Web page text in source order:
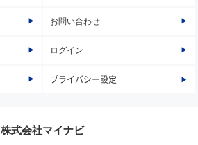
お問い合わせ
ログイン
プライバシー設定
株式会社マイナビ